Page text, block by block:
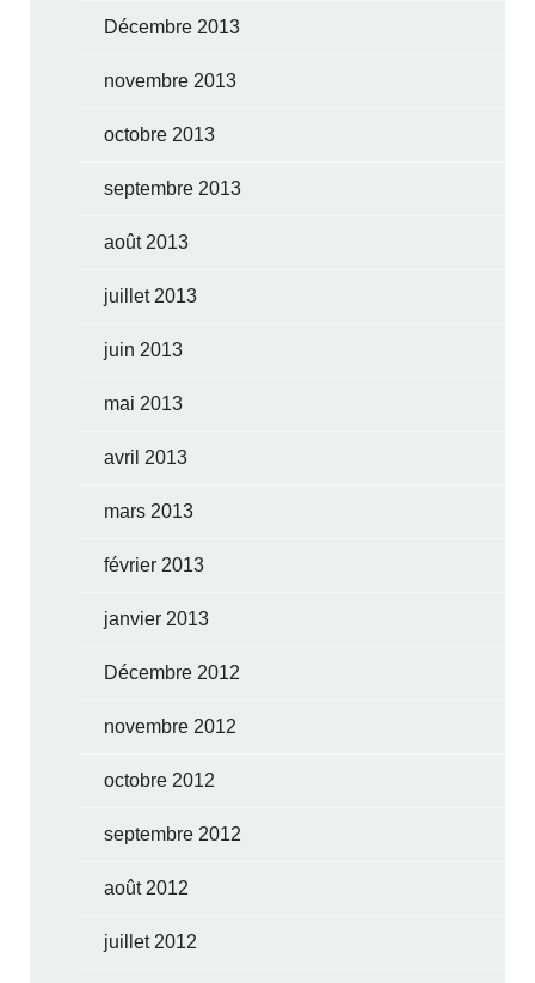
Décembre 2013
novembre 2013
octobre 2013
septembre 2013
août 2013
juillet 2013
juin 2013
mai 2013
avril 2013
mars 2013
février 2013
janvier 2013
Décembre 2012
novembre 2012
octobre 2012
septembre 2012
août 2012
juillet 2012